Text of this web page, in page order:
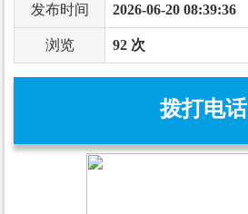
发布时间 2026-06-20 08:39:36
浏览 92 次
拨打电话